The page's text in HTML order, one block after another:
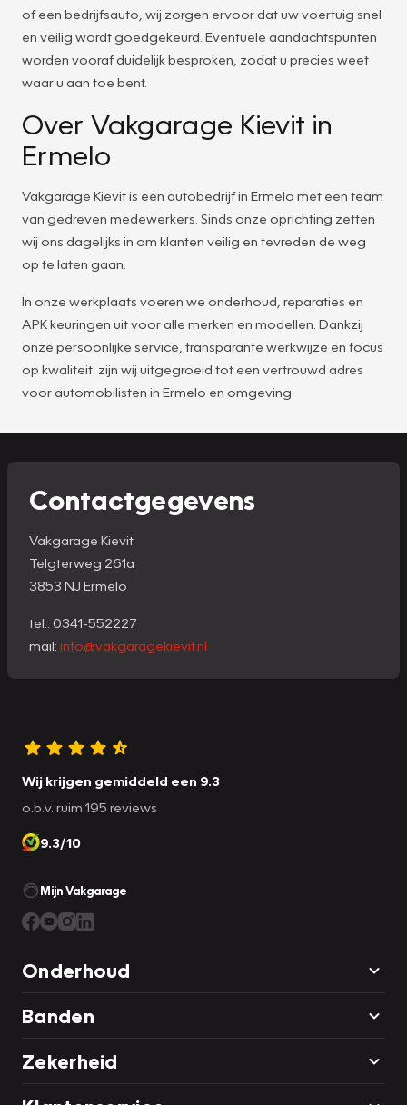
of een bedrijfsauto, wij zorgen ervoor dat uw voertuig snel
en veilig wordt goedgekeurd. Eventuele aandachtspunten
worden vooraf duidelijk besproken, zodat u precies weet
waar u aan toe bent.
Over Vakgarage Kievit in
Ermelo
Vakgarage Kievit is een autobedrijf in Ermelo met een team
van gedreven medewerkers. Sinds onze oprichting zetten
wij ons dagelijks in om klanten veilig en tevreden de weg
op te laten gaan.
In onze werkplaats voeren we onderhoud, reparaties en
APK keuringen uit voor alle merken en modellen. Dankzij
onze persoonlijke service, transparante werkwijze en focus
op kwaliteit zijn wij uitgegroeid tot een vertrouwd adres
voor automobilisten in Ermelo en omgeving.
Contactgegevens
Vakgarage Kievit
Telgterweg 261a
3853 NJ Ermelo
tel.: 0341-552227
mail: info@vakgaragekievit.nl
Wij krijgen gemiddeld een 9.3
o.b.v. ruim 195 reviews
9.3/10
Mijn Vakgarage
Onderhoud
Banden
Zekerheid